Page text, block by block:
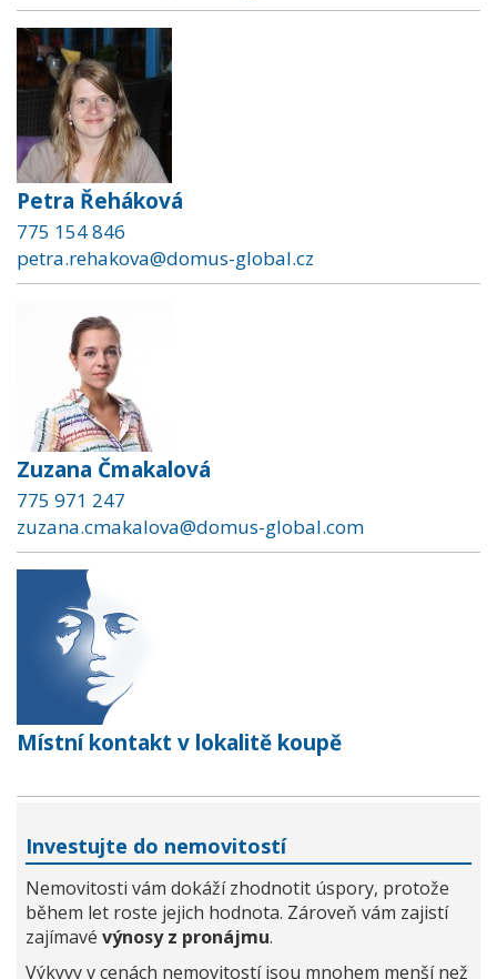
Petra Řeháková
775 154 846
petra.rehakova@domus-global.cz
Zuzana Čmakalová
775 971 247
zuzana.cmakalova@domus-global.com
Místní kontakt v lokalitě koupě
Investujte do nemovitostí
Nemovitosti vám dokáží zhodnotit úspory, protože
během let roste jejich hodnota. Zároveň vám zajistí
zajímavé výnosy z pronájmu.
Výkyvy v cenách nemovitostí jsou mnohem menší než